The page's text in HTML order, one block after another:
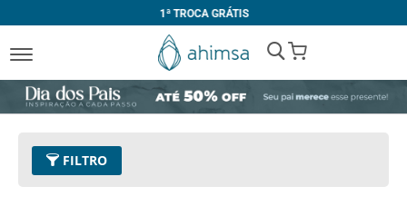
1ª TROCA GRÁTIS
My Cart
FILTRO